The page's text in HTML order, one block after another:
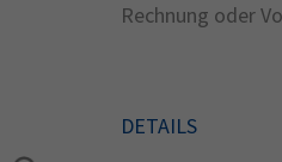
Rechnung oder
DETAILS